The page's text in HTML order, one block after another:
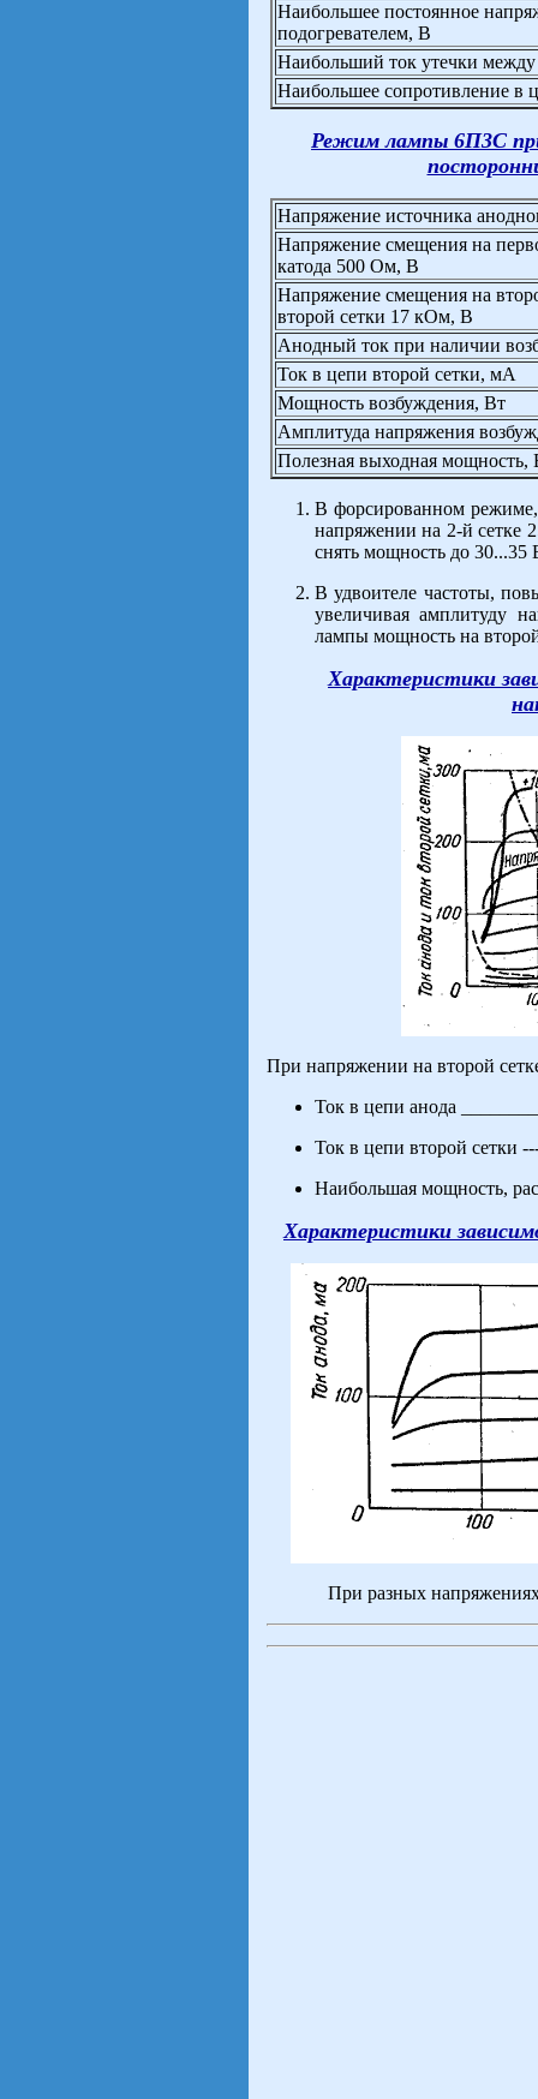
Наибольшее постоянное
подогревателем, В
Наибольший ток утечки
Наибольшее сопротивление в
Режим лампы 6П3С
Напряжение источника
Напряжение смещения на
катода 500 Ом, В
Напряжение смещения на
второй сетки 17 кОм, В
Анодный ток при наличии
Ток в цепи второй сетки, мА
Мощность возбуждения, Вт
Амплитуда напряжения
Полезная выходная мощность,
В форсированном
напряжении на 2-й сетке
снять мощность до 30...35
В удвоителе частоты,
увеличивая амплитуду
лампы мощность на
Характеристики
При напряжении на второй
Ток в цепи анода ________
Ток в цепи второй сетки
Наибольшая мощность,
Характеристики
При разных